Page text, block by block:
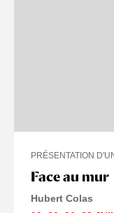
Face au mur
PRÉSENTATION
Hubert Colas